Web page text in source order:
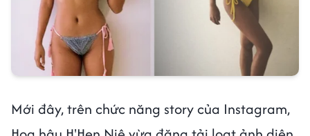
Mới đây, trên chức năng story của Instagram,